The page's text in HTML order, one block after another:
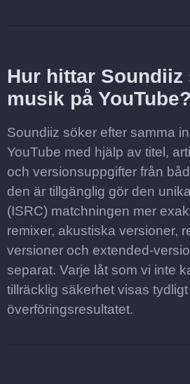
Hur hittar Soundiiz
musik på YouTube?
Soundiiz söker efter samma
YouTube med hjälp av titel,
och versionsuppgifter från
den är tillgänglig gör den
(ISRC) matchningen mer
remixer, akustiska versioner,
versioner och extended-
separat. Varje låt som vi inte
tillräcklig säkerhet visas tydligt
överföringsresultatet.